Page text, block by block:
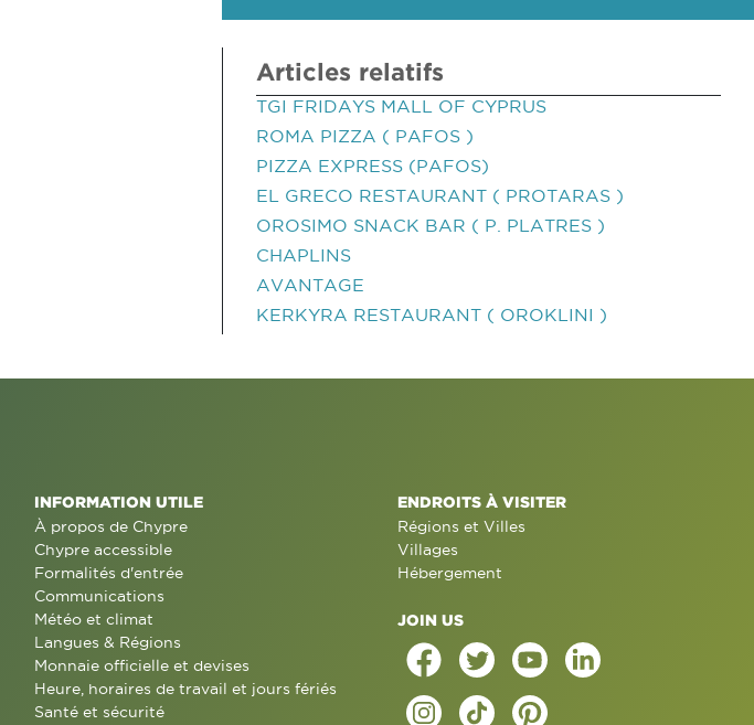
Articles relatifs
TGI FRIDAYS MALL OF CYPRUS
ROMA PIZZA ( PAFOS )
PIZZA EXPRESS (PAFOS)
EL GRECO RESTAURANT ( PROTARAS )
OROSIMO SNACK BAR ( P. PLATRES )
CHAPLINS
AVANTAGE
KERKYRA RESTAURANT ( OROKLINI )
INFORMATION UTILE
À propos de Chypre
Chypre accessible
Formalités d'entrée
Communications
Météo et climat
Langues & Régions
Monnaie officielle et devises
Heure, horaires de travail et jours fériés
Santé et sécurité
ENDROITS À VISITER
Régions et Villes
Villages
Hébergement
JOIN US